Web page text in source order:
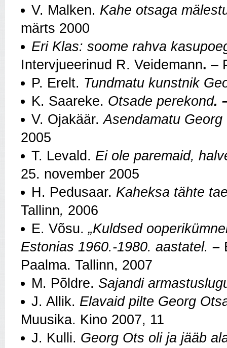
V. Malken. Kahe otsaga
märts 2000
Eri Klas: soome rahva
Intervjueerinud R. Veidemann. –
P. Erelt. Tundmatu kunstnik
K. Saareke. Otsade perekond.
V. Ojakäär.Asendamatu Georg
2005
T. Levald. Ei ole paremaid,
25. november 2005
H. Pedusaar. Kaheksa tähte
Tallinn, 2006
E. Võsu. „Kuldsed
Estonias 1960.-1980. aastatel. –
Paalma. Tallinn, 2007
M. Põldre. Sajandi
J. Allik. Elavaid pilte Georg
Muusika. Kino 2007, 11
J. Kulli. Georg Ots oli ja jääb